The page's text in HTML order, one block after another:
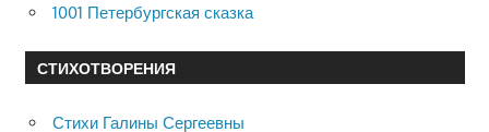
1001 Петербургская сказка
СТИХОТВОРЕНИЯ
Стихи Галины Сергеевны